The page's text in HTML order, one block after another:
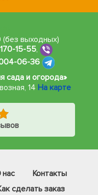
выходных)
15-55,
06-36
сада и огорода»
14 На карте
Контакты
сделать заказ